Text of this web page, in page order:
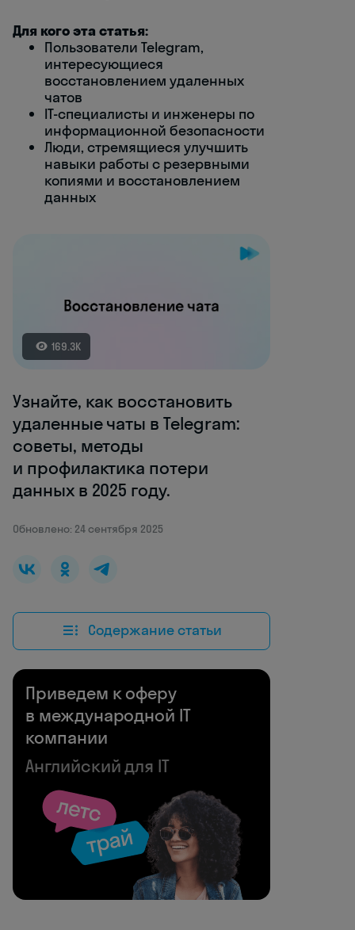
Для кого эта статья:
Пользователи Telegram,
интересующиеся
восстановлением удаленных
чатов
IT-специалисты и инженеры по
информационной безопасности
Люди, стремящиеся улучшить
навыки работы с резервными
копиями и восстановлением
данных
169.3K
Узнайте, как восстановить
удаленные чаты в Telegram:
советы, методы
и профилактика потери
данных в 2025 году.
Обновлено: 24 сентября 2025
Содержание статьи
Приведем к оферу
в международной IT
компании
Английский для IT